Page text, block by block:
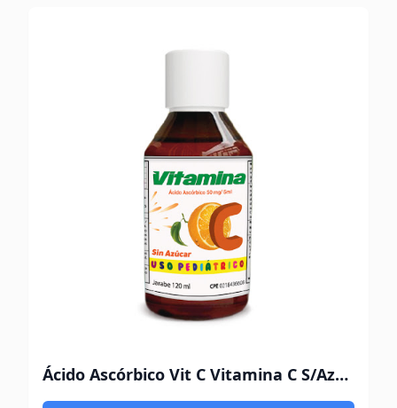
Ácido Ascórbico Vit C Vitamina C S/Azucar 120Ml Solución Ped Fc Pharma Ca